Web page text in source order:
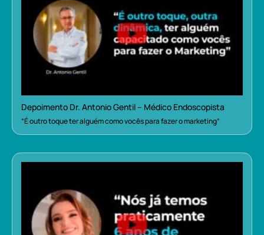
Depoimento Dr. Antonio Gentil – Médico Endoscopista
“É outro toque ter alguém como vocês para fazer o marketing”